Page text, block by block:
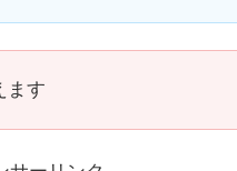
ます